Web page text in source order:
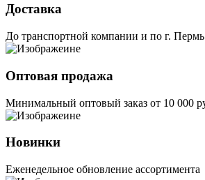
Доставка
До транспортной компании и по г. Пермь
Оптовая продажа
Минимальный оптовый заказ от 10 000
Новинки
Еженедельное обновление ассортимента